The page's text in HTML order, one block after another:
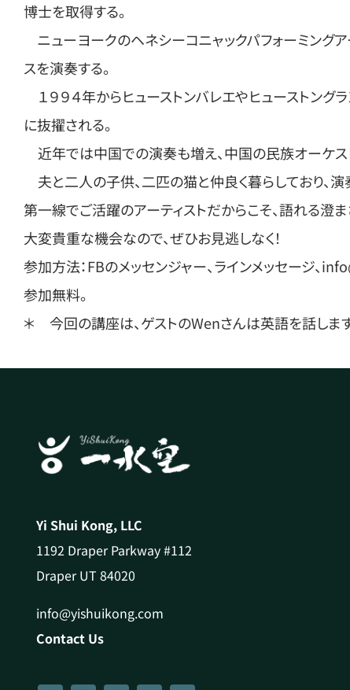
博士を取得する。
ニューヨークのヘネシーコニャックパフォーミング
スを演奏する。
１９９４年からヒューストンバレエやヒューストング
に抜擢される。
近年では中国での演奏も増え、中国の民族オーケス
夫と二人の子供、二匹の猫と仲良く暮らしており、演
第一線でご活躍のアーティストだからこそ、語れる澄
大変貴重な機会なので、ぜひお見逃しなく！
参加方法：FBのメッセンジャー、ラインメッセージ、
参加無料。
＊ 今回の講座は、ゲストのWenさんは英語を話しま
Yi Shui Kong, LLC
1192 Draper Parkway #112
Draper UT 84020
info@yishuikong.com
Contact Us